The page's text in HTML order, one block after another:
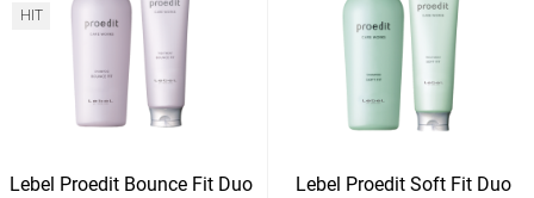
HIT
Lebel Proedit Bounce Fit Duo Lebel Proedit Soft Fit Duo